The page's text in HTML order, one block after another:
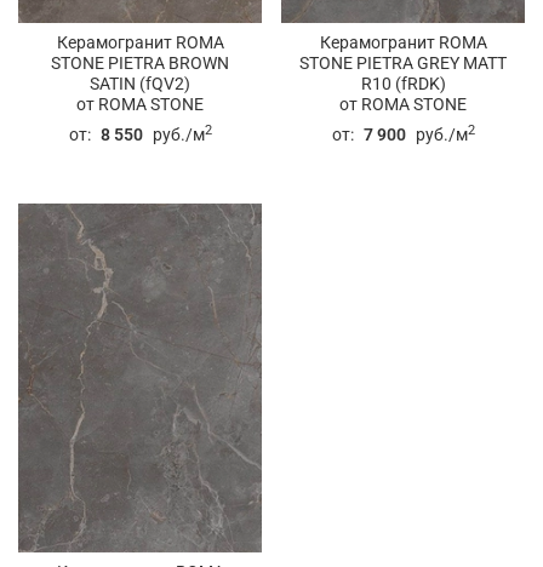
Керамогранит ROMA
STONE PIETRA BROWN
SATIN (fQV2)
от ROMA STONE
от: 8 550 руб./м2
Керамогранит ROMA
STONE PIETRA GREY MATT
R10 (fRDK)
от ROMA STONE
от: 7 900 руб./м2